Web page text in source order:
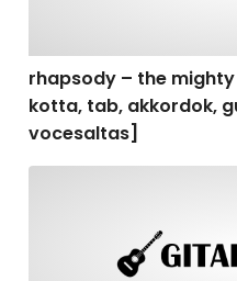
rhapsody – the
kotta, tab, akkordok,
vocesaltas]